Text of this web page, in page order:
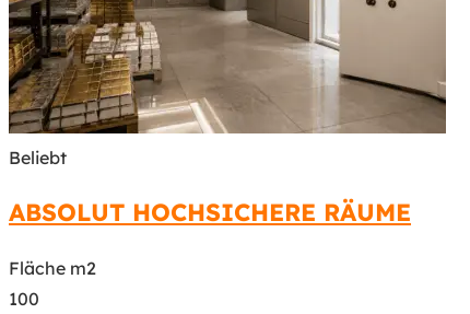
Beliebt
ABSOLUT HOCHSICHERE RÄUME
Fläche m2
100